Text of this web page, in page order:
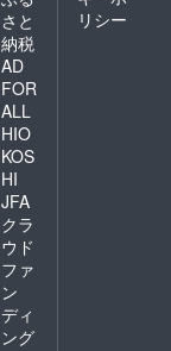
さと
納税
AD
FOR
ALL
HIO
KOS
HI
JFA
クラ
ウド
ファ
ン
ディ
ング
リシー